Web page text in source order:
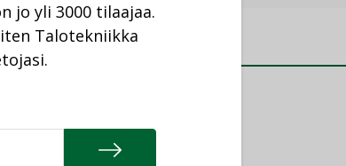
NIMITYKSET
Refair
jo yli 3000 tilaajaa.
Talotekniikka